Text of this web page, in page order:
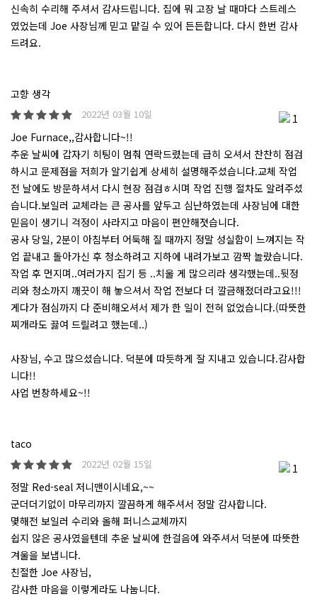
신속히 수리해 주셔서 감사드립니다. 집에 뭐 고장 날 때마다 스트레스
였었는데 Joe 사장님께 믿고 맡길 수 있어 든든합니다. 다시 한번 감사
드려요.
고향 생각
2022년 03월 10일
1
Joe Furnace,,감사합니다~!!
추운 날씨에 갑자기 히팅이 멈춰 연락드렸는데 급히 오셔서 찬찬히 점검
하시고 문제점을 저희가 알기쉽게 상세히 설명해주셨습니다.교체 작업
전 날에도 방문하셔서 다시 현장 점검ㅎ시며 작업 진행 절차도 알려주셨
습니다.보일러 교체라는 큰 공사를 앞두고 심난하였는데 사장님에 대한
믿음이 생기니 걱정이 사라지고 마음이 편안해졋습니다.
공사 당일, 2분이 아침부터 어둑해 질 때까지 정말 성실함이 느껴지는 작
업 끝내고 돌아가신 후 청소하려고 지하에 내려가보고 깜짝 놀랐습니다.
작업 후 먼지며..여러가지 집기 등 ..치울 게 많으리라 생각했는데..뒷정
리와 청소까지 깨끗이 해 놓으셔서 작업 전보다 더 깔금해졌더라고요!!!
게다가 점심까지 다 준비해오셔서 제가 한 일이 전혀 없었습니다.(따뜻한
찌개라도 끓여 드릴려고 했는데..)
사장님, 수고 많으셨습니다. 덕분에 따듯하게 잘 지내고 있습니다.감사합
니다!!
사업 번창하세요~!!
taco
2022년 02월 15일
1
정말 Red-seal 저니맨이시네요,~~
군더더기없이 마무리까지 깔끔하게 해주셔서 정말 감사합니다.
몇해전 보일러 수리와 올해 퍼니스교체까지
쉽지 않은 공사였을텐데 추운 날씨에 한걸음에 와주셔서 덕분에 따뜻한
겨울을 보냅니다.
친절한 Joe 사장님,
감사한 마음을 이렇게라도 나눕니다.